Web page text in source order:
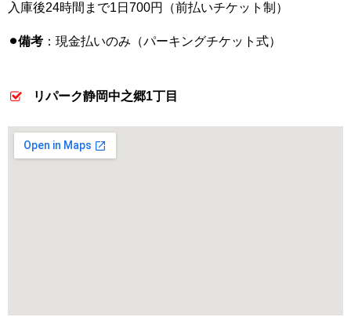
入庫後24時間まで1日700円（前払いチケット制）
⚫︎備考 ：現金払いのみ（パーキングチケット式）
リパーク静岡中之郷1丁目